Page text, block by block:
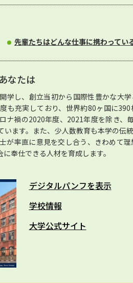
先輩たちはどんな仕事に携わってい
なたは
学し、創立当初から国際性豊かな大
も充実しており、世界約80ヶ国に
ナ禍の2020年度、2021年度を除き、
ます。また、少人数教育も本学の伝
が率直に意見を交し合う、きわめて
奉仕できる人材を育成します。
デジタルパンフを表示
学校情報
大学公式サイト